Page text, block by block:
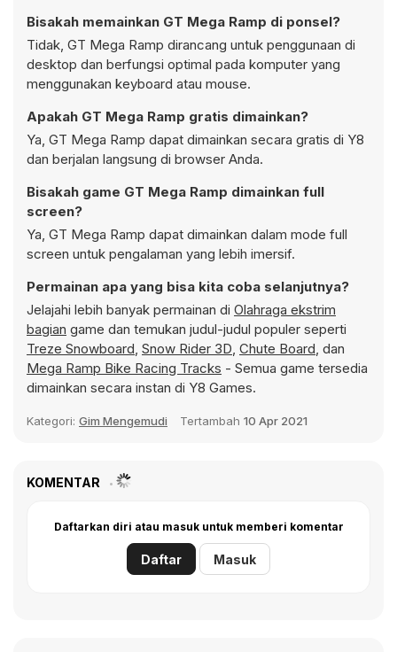
Bisakah memainkan GT Mega Ramp di ponsel?
Tidak, GT Mega Ramp dirancang untuk penggunaan di
desktop dan berfungsi optimal pada komputer yang
menggunakan keyboard atau mouse.
Apakah GT Mega Ramp gratis dimainkan?
Ya, GT Mega Ramp dapat dimainkan secara gratis di Y8
dan berjalan langsung di browser Anda.
Bisakah game GT Mega Ramp dimainkan full
screen?
Ya, GT Mega Ramp dapat dimainkan dalam mode full
screen untuk pengalaman yang lebih imersif.
Permainan apa yang bisa kita coba selanjutnya?
Jelajahi lebih banyak permainan di Olahraga ekstrim
bagian game dan temukan judul-judul populer seperti
Treze Snowboard, Snow Rider 3D, Chute Board, dan
Mega Ramp Bike Racing Tracks - Semua game tersedia
dimainkan secara instan di Y8 Games.
Kategori: Gim Mengemudi Tertambah 10 Apr 2021
KOMENTAR
Daftarkan diri atau masuk untuk memberi komentar
Daftar Masuk